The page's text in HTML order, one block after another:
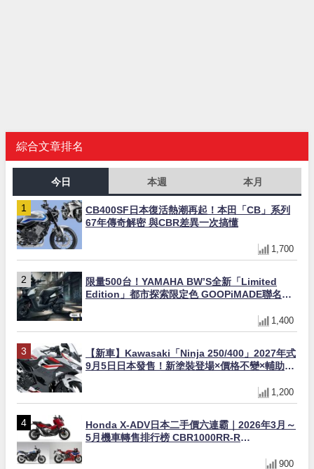
綜合文章排名
今日 本週 本月
CB400SF日本復活熱潮再起！本田「CB」系列
67年傳奇解密 與CBR差異一次搞懂
1,700
限量500台！YAMAHA BW’S全新「Limited
Edition」都市探索限定色 GOOPiMADE聯名包
1,400
【新車】Kawasaki「Ninja 250/400」2027年式
9月5日日本發售！新塗裝登場×價格不變×輔助滑
1,200
Honda X-ADV日本二手價六連霸｜2026年3月～
5月機車轉售排行榜 CBR1000RR-R
900